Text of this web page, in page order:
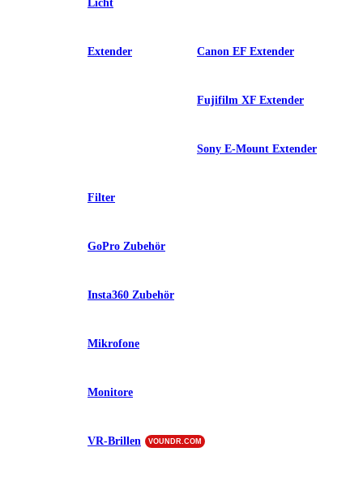
Licht
Extender Canon EF Extender
Fujifilm XF Extender
Sony E-Mount Extender
Filter
GoPro Zubehör
Insta360 Zubehör
Mikrofone
Monitore
VR-Brillen VOUNDR.COM